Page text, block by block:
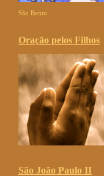
São Bento
Oração pelos Filhos
São João Paulo II